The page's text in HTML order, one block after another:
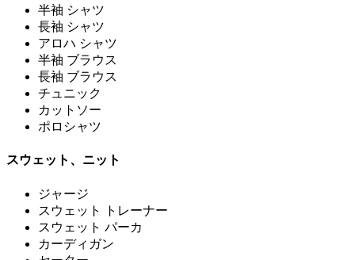
半袖 シャツ
長袖 シャツ
アロハ シャツ
半袖 ブラウス
長袖 ブラウス
チュニック
カットソー
ポロシャツ
スウェット、ニット
ジャージ
スウェット トレーナー
スウェット パーカ
カーディガン